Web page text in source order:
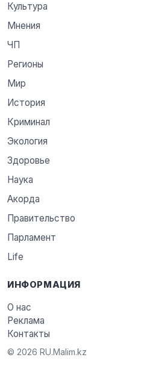
Культура
Мнения
ЧП
Регионы
Мир
История
Криминал
Экология
Здоровье
Наука
Акорда
Правительство
Парламент
Life
ИНФОРМАЦИЯ
О нас
Реклама
Контакты
© 2026 RU.Malim.kz